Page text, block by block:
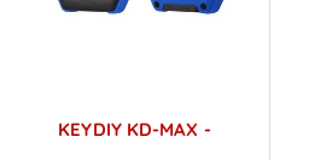
KEYDIY KD-MAX -